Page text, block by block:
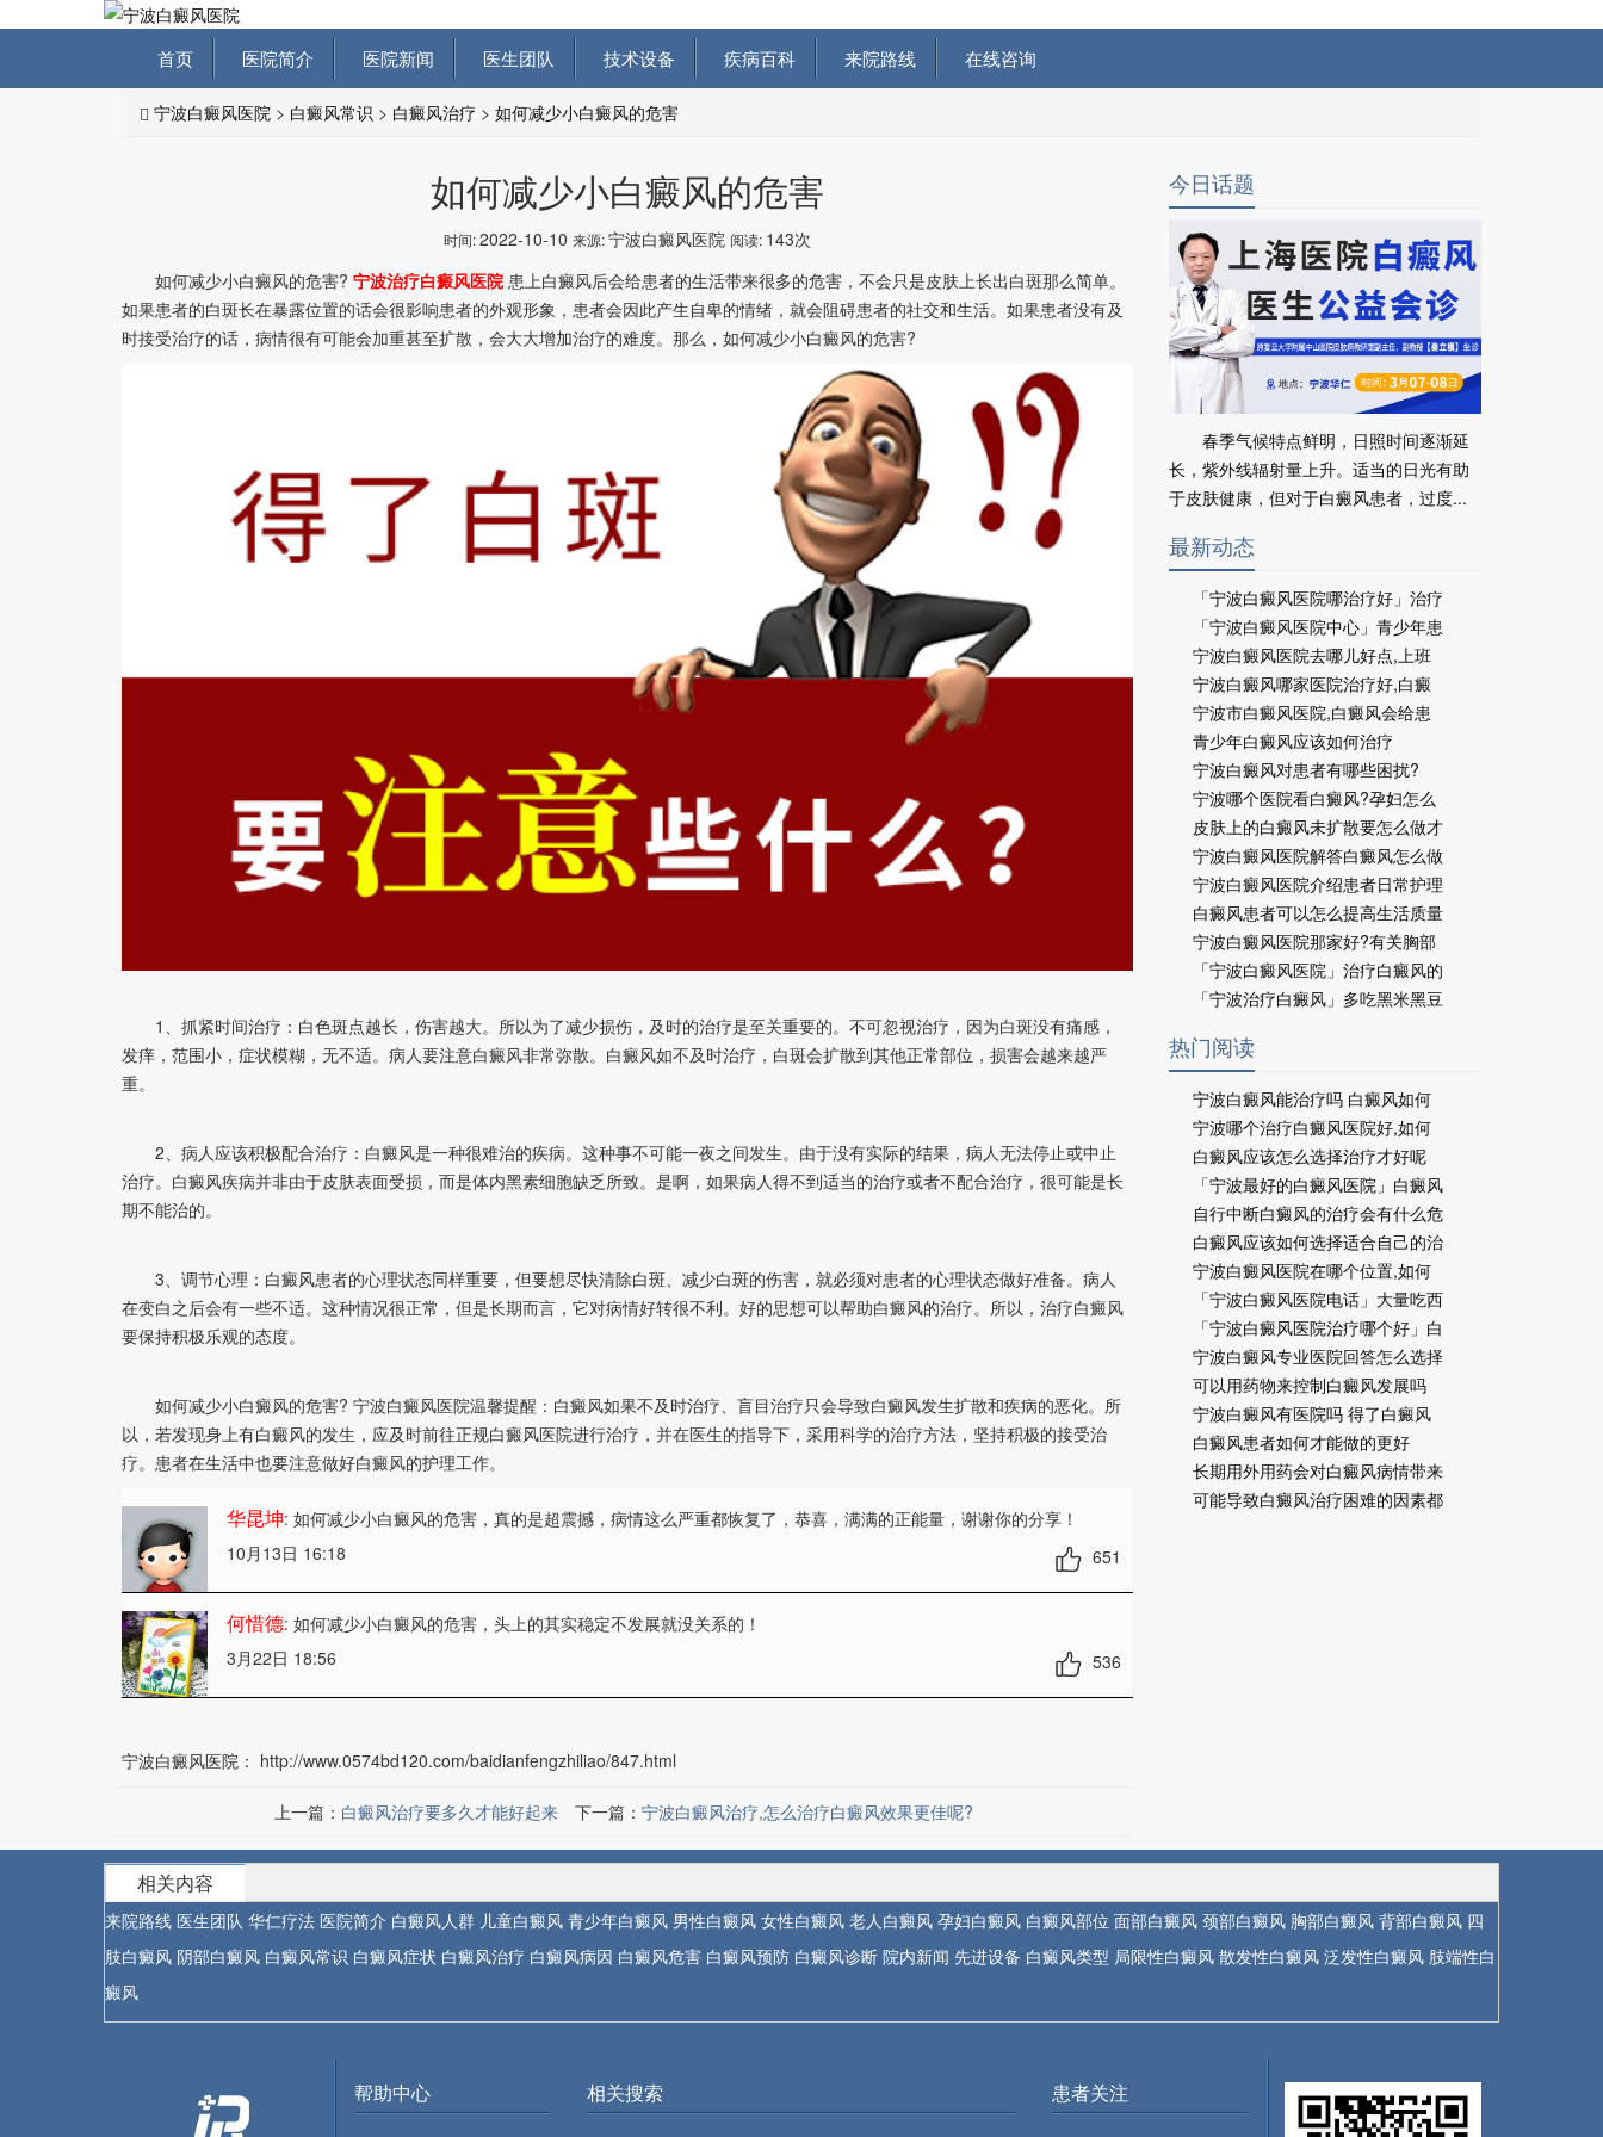
首页 医院简介 医院新闻 医生团队 技术设备 疾病百科 来院路线 在线咨询
宁波白癜风医院 > 白癜风常识 > 白癜风治疗 > 如何减少小白癜风的危害
如何减少小白癜风的危害
时间:2022-10-10 来源:宁波白癜风医院 阅读: 143次
如何减少小白癜风的危害? 宁波治疗白癜风医院患上白癜风后会给患者的生活带来很多的危害，不会只是皮肤上长出白斑那么简单。
如果患者的白斑长在暴露位置的话会很影响患者的外观形象，患者会因此产生自卑的情绪，就会阻碍患者的社交和生活。如果患者没有及
时接受治疗的话，病情很有可能会加重甚至扩散，会大大增加治疗的难度。那么，如何减少小白癜风的危害?
1、抓紧时间治疗：白色斑点越长，伤害越大。所以为了减少损伤，及时的治疗是至关重要的。不可忽视治疗，因为白斑没有痛感，
发痒，范围小，症状模糊，无不适。病人要注意白癜风非常弥散。白癜风如不及时治疗，白斑会扩散到其他正常部位，损害会越来越严
重。
2、病人应该积极配合治疗：白癜风是一种很难治的疾病。这种事不可能一夜之间发生。由于没有实际的结果，病人无法停止或中止
治疗。白癜风疾病并非由于皮肤表面受损，而是体内黑素细胞缺乏所致。是啊，如果病人得不到适当的治疗或者不配合治疗，很可能是长
期不能治的。
3、调节心理：白癜风患者的心理状态同样重要，但要想尽快清除白斑、减少白斑的伤害，就必须对患者的心理状态做好准备。病人
在变白之后会有一些不适。这种情况很正常，但是长期而言，它对病情好转很不利。好的思想可以帮助白癜风的治疗。所以，治疗白癜风
要保持积极乐观的态度。
如何减少小白癜风的危害? 宁波白癜风医院温馨提醒：白癜风如果不及时治疗、盲目治疗只会导致白癜风发生扩散和疾病的恶化。所
以，若发现身上有白癜风的发生，应及时前往正规白癜风医院进行治疗，并在医生的指导下，采用科学的治疗方法，坚持积极的接受治
疗。患者在生活中也要注意做好白癜风的护理工作。
华昆坤: 如何减少小白癜风的危害 ，真的是超震撼，病情这么严重都恢复了，恭喜，满满的正能量，谢谢你的分享！
10月13日 16:18
651
何惜德: 如何减少小白癜风的危害 ，头上的其实稳定不发展就没关系的！
3月22日 18:56
536
宁波白癜风医院： http://www.0574bd120.com/baidianfengzhiliao/847.html
上一篇： 白癜风治疗要多久才能好起来 下一篇：宁波白癜风治疗,怎么治疗白癜风效果更佳呢?
今日话题
春季气候特点鲜明，日照时间逐渐延
长，紫外线辐射量上升。适当的日光有助
于皮肤健康，但对于白癜风患者，过度...
最新动态
「宁波白癜风医院哪治疗好」治疗
「宁波白癜风医院中心」青少年患
宁波白癜风医院去哪儿好点,上班
宁波白癜风哪家医院治疗好,白癜
宁波市白癜风医院,白癜风会给患
青少年白癜风应该如何治疗
宁波白癜风对患者有哪些困扰?
宁波哪个医院看白癜风?孕妇怎么
皮肤上的白癜风未扩散要怎么做才
宁波白癜风医院解答白癜风怎么做
宁波白癜风医院介绍患者日常护理
白癜风患者可以怎么提高生活质量
宁波白癜风医院那家好?有关胸部
「宁波白癜风医院」治疗白癜风的
「宁波治疗白癜风」多吃黑米黑豆
热门阅读
宁波白癜风能治疗吗 白癜风如何
宁波哪个治疗白癜风医院好,如何
白癜风应该怎么选择治疗才好呢
「宁波最好的白癜风医院」白癜风
自行中断白癜风的治疗会有什么危
白癜风应该如何选择适合自己的治
宁波白癜风医院在哪个位置,如何
「宁波白癜风医院电话」大量吃西
「宁波白癜风医院治疗哪个好」白
宁波白癜风专业医院回答怎么选择
可以用药物来控制白癜风发展吗
宁波白癜风有医院吗 得了白癜风
白癜风患者如何才能做的更好
长期用外用药会对白癜风病情带来
可能导致白癜风治疗困难的因素都
相关内容
来院路线 医生团队 华仁疗法 医院简介 白癜风人群 儿童白癜风 青少年白癜风 男性白癜风 女性白癜风 老人白癜风 孕妇白癜风 白癜风部位 面部白癜风 颈部白癜风 胸部白癜风 背部白癜风 四
肢白癜风 阴部白癜风 白癜风常识 白癜风症状 白癜风治疗 白癜风病因 白癜风危害 白癜风预防 白癜风诊断 院内新闻 先进设备 白癜风类型 局限性白癜风 散发性白癜风 泛发性白癜风 肢端性白
癜风
帮助中心 相关搜索 患者关注